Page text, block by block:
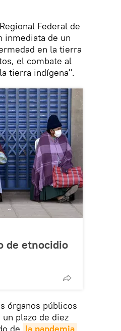
Federal de
inmediata de un
en la tierra
el combate al
tierra indígena".
de etnocidio
órganos públicos
plazo de diez